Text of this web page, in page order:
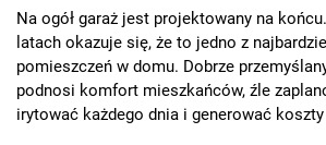
Na ogół garaż jest projektowany na
latach okazuje się, że to jedno z
pomieszczeń w domu. Dobrze
podnosi komfort mieszkańców, źle
irytować każdego dnia i generować